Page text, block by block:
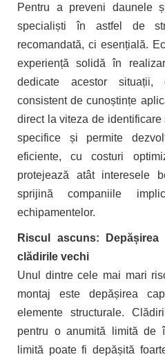
Pentru a preveni daunele
specialiști în astfel de
recomandată, ci esențială.
experiență solidă în
dedicate acestor situații,
consistent de cunoștințe
direct la viteza de
specifice și permite
eficiente, cu costuri
protejează atât interesele
sprijină companiile
echipamentelor.
Riscul ascuns:
clădirile vechi
Unul dintre cele mai mari
montaj este depășirea
elemente structurale.
pentru o anumită limită de
limită poate fi depășită